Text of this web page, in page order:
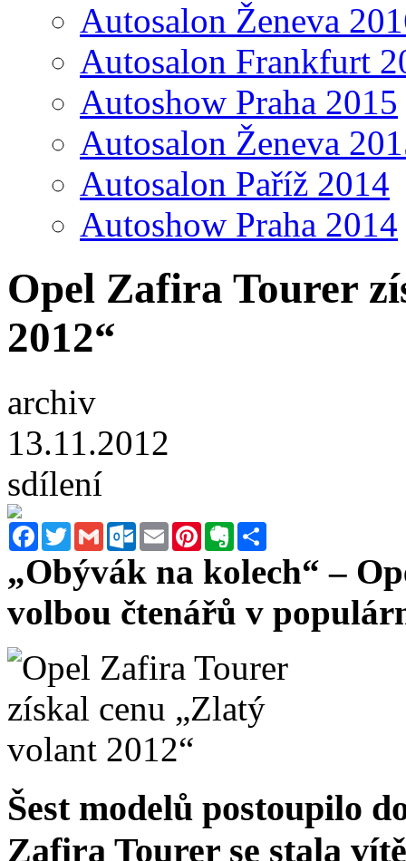
Autosalon Ženeva
Autosalon Frankfurt
Autoshow Praha 2015
Autosalon Ženeva
Autosalon Paříž 2014
Autoshow Praha 2014
Opel Zafira Tourer
2012“
archiv
13.11.2012
sdílení
FacebookTwitterGmail Outlook.com
Email PinterestEvernote
„Obývák na kolech“ –
volbou čtenářů v
Šest modelů postoupilo
Zafira Tourer se stala